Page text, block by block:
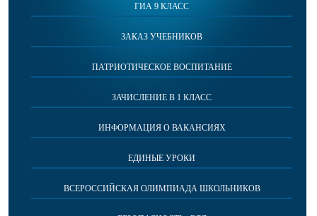
ГИА 9 КЛАСС
ЗАКАЗ УЧЕБНИКОВ
ПАТРИОТИЧЕСКОЕ ВОСПИТАНИЕ
ЗАЧИСЛЕНИЕ В 1 КЛАСС
ИНФОРМАЦИЯ О ВАКАНСИЯХ
ЕДИНЫЕ УРОКИ
ВСЕРОССИЙСКАЯ ОЛИМПИАДА ШКОЛЬНИКОВ